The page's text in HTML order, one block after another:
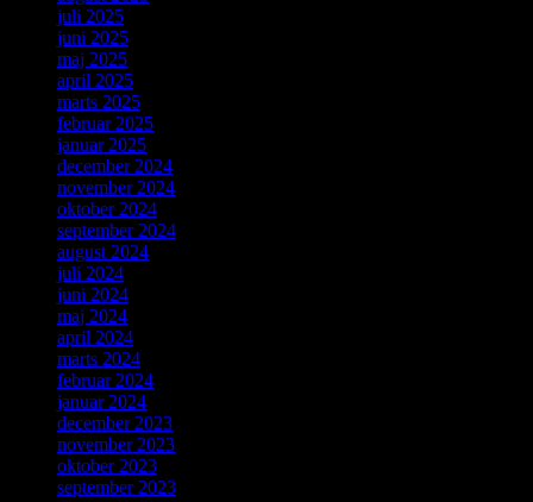
juli 2025
juni 2025
maj 2025
april 2025
marts 2025
februar 2025
januar 2025
december 2024
november 2024
oktober 2024
september 2024
august 2024
juli 2024
juni 2024
maj 2024
april 2024
marts 2024
februar 2024
januar 2024
december 2023
november 2023
oktober 2023
september 2023